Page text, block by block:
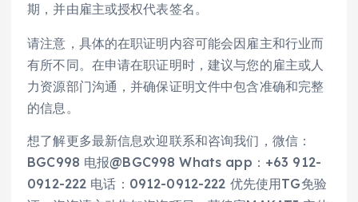
期，并由雇主或授权代表签名。
请注意，具体的在职证明内容可能会因雇主和行业而
有所不同。在申请在职证明时，建议与您的雇主或人
力资源部门沟通，并确保证明文件中包含准确和完整
的信息。
想了解更多最新信息欢迎联系和咨询我们，微信：
BGC998 电报@BGC998 Whats app：+63 912-
0912-222 电话：0912-0912-222 优先使用TG免验